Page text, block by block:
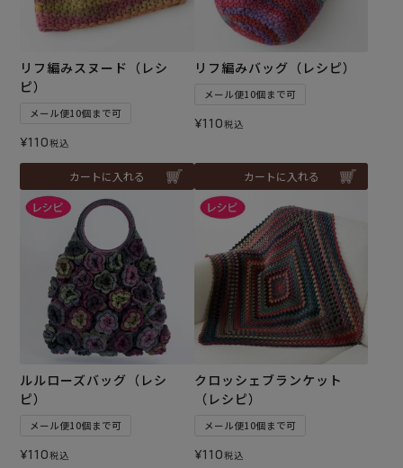
リフ編みスヌード（レシ
ピ）
メール便10個まで可
¥110税込
カートに入れる
リフ編みバッグ（レシピ）
メール便10個まで可
¥110税込
カートに入れる
ルルローズバッグ（レシ
ピ）
メール便10個まで可
¥110税込
クロッシェブランケット
（レシピ）
メール便10個まで可
¥110税込